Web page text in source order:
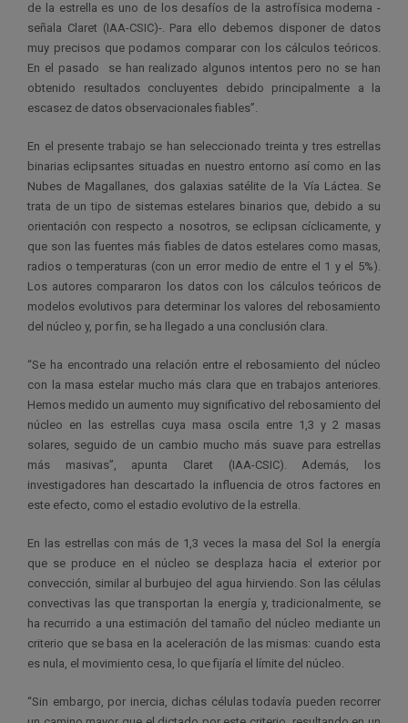
de la estrella es uno de los desafíos de la astrofísica moderna -
señala Claret (IAA-CSIC)-. Para ello debemos disponer de datos
muy precisos que podamos comparar con los cálculos teóricos.
En el pasado se han realizado algunos intentos pero no se han
obtenido resultados concluyentes debido principalmente a la
escasez de datos observacionales fiables”.
En el presente trabajo se han seleccionado treinta y tres estrellas
binarias eclipsantes situadas en nuestro entorno así como en las
Nubes de Magallanes, dos galaxias satélite de la Vía Láctea. Se
trata de un tipo de sistemas estelares binarios que, debido a su
orientación con respecto a nosotros, se eclipsan cíclicamente, y
que son las fuentes más fiables de datos estelares como masas,
radios o temperaturas (con un error medio de entre el 1 y el 5%).
Los autores compararon los datos con los cálculos teóricos de
modelos evolutivos para determinar los valores del rebosamiento
del núcleo y, por fin, se ha llegado a una conclusión clara.
“Se ha encontrado una relación entre el rebosamiento del núcleo
con la masa estelar mucho más clara que en trabajos anteriores.
Hemos medido un aumento muy significativo del rebosamiento del
núcleo en las estrellas cuya masa oscila entre 1,3 y 2 masas
solares, seguido de un cambio mucho más suave para estrellas
más masivas”, apunta Claret (IAA-CSIC). Además, los
investigadores han descartado la influencia de otros factores en
este efecto, como el estadio evolutivo de la estrella.
En las estrellas con más de 1,3 veces la masa del Sol la energía
que se produce en el núcleo se desplaza hacia el exterior por
convección, similar al burbujeo del agua hirviendo. Son las células
convectivas las que transportan la energía y, tradicionalmente, se
ha recurrido a una estimación del tamaño del núcleo mediante un
criterio que se basa en la aceleración de las mismas: cuando esta
es nula, el movimiento cesa, lo que fijaría el límite del núcleo.
“Sin embargo, por inercia, dichas células todavía pueden recorrer